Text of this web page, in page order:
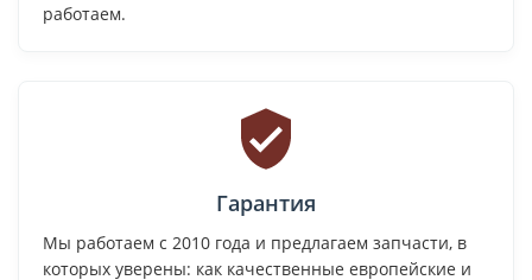
работаем.
Гарантия
Мы работаем с 2010 года и предлагаем запчасти, в
которых уверены: как качественные европейские и